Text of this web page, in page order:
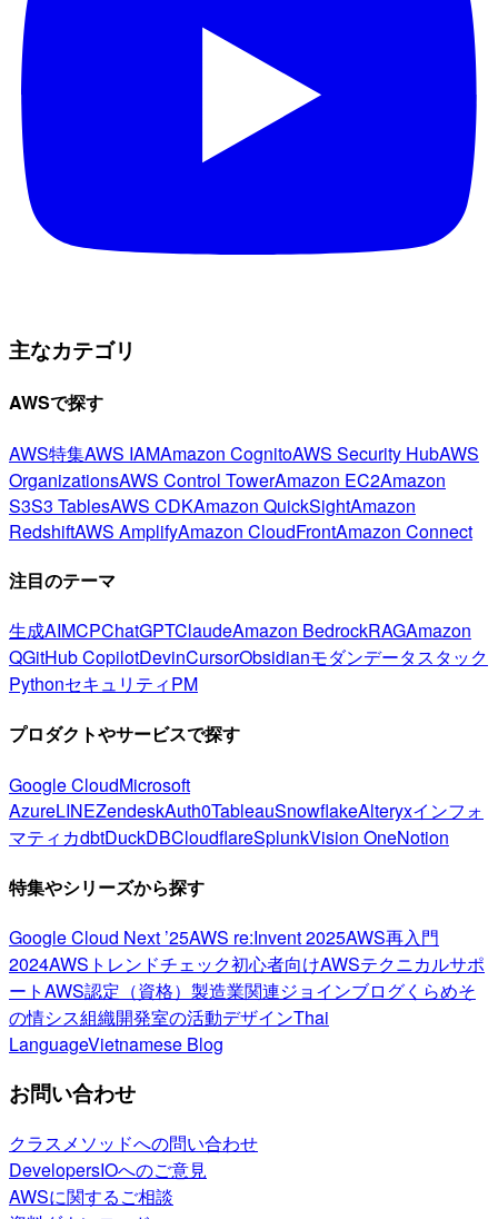
主なカテゴリ
AWSで探す
AWS特集AWS IAMAmazon CognitoAWS Security HubAWS
OrganizationsAWS Control TowerAmazon EC2Amazon
S3S3 TablesAWS CDKAmazon QuickSightAmazon
RedshiftAWS AmplifyAmazon CloudFrontAmazon Connect
注目のテーマ
生成AIMCPChatGPTClaudeAmazon BedrockRAGAmazon
QGitHub CopilotDevinCursorObsidianモダンデータスタック
PythonセキュリティPM
プロダクトやサービスで探す
Google CloudMicrosoft
AzureLINEZendeskAuth0TableauSnowflakeAlteryxインフォ
マティカdbtDuckDBCloudflareSplunkVision OneNotion
特集やシリーズから探す
Google Cloud Next ’25AWS re:Invent 2025AWS再入門
2024AWSトレンドチェック初心者向けAWSテクニカルサポ
ートAWS認定（資格） 製造業関連ジョインブログくらめそ
の情シス組織開発室の活動デザインThai
LanguageVietnamese Blog
お問い合わせ
クラスメソッドへの問い合わせ
DevelopersIOへのご意見
AWSに関するご相談